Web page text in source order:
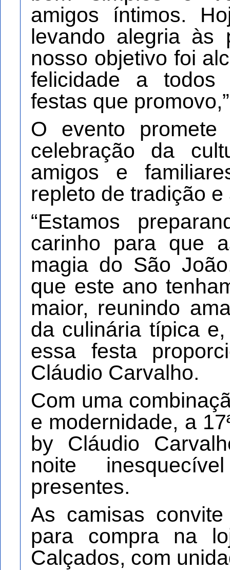
amigos íntimos.
levando alegria às
nosso objetivo foi
felicidade a todos
festas que
O evento promete
celebração da
amigos e
repleto de tradição
“Estamos
carinho para que
magia do São
que este ano
maior, reunindo
da culinária típica
essa festa
Cláudio Carvalho.
Com uma
e modernidade, a
by Cláudio
noite
presentes.
As camisas
para compra na
Calçados, com